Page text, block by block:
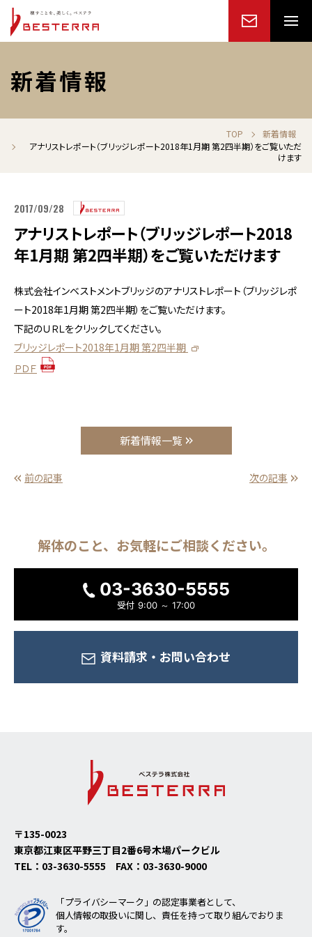
新着情報
TOP
新着情報
アナリストレポート（ブリッジレポート2018年1月期 第2四半期）をご覧いただ
けます
2017/09/28
アナリストレポート（ブリッジレポート2018
年1月期 第2四半期）をご覧いただけます
株式会社インベストメントブリッジのアナリストレポート（ブリッジレポ
ート2018年1月期 第2四半期）をご覧いただけます。
下記のＵＲＬをクリックしてください。
ブリッジレポート2018年1月期 第2四半期
ＰＤＦ
前の記事
新着情報一覧
次の記事
解体のこと、 お気軽にご相談ください。
03-3630-5555
受付 9:00 ～ 17:00
資料請求・ お問い合わせ
〒135-0023
東京都江東区平野三丁目2番6号木場パークビル
TEL： 03-3630-5555 FAX： 03-3630-9000
「プライバシーマーク」の認定事業者として、
個人情報の取扱いに関し、責任を持って取り組んでおりま
す。